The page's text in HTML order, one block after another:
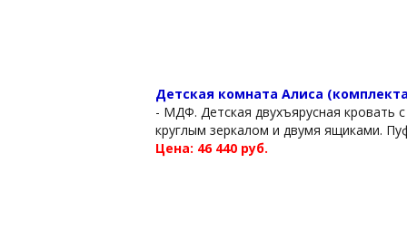
Детская комната Алиса
- МДФ. Детская двухъярусная кровать
круглым зеркалом и двумя ящиками.
Цена: 46 440 руб.